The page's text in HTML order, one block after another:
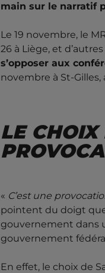
main sur le narratif
Le 19 novembre, le
26 à Liège, et
s’opposer aux
novembre à St-Gilles,
LE CHOIX
« C’est une
pointent du doigt
gouvernement dans
gouvernement
En effet, le choix de